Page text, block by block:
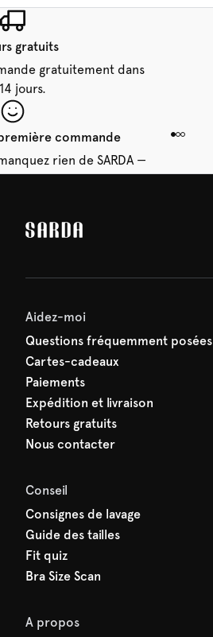
gratuits
gratuitement dans
jours.
commande
rien de SARDA —
vous attend déjà !
Aidez-moi
Questions fréquemment posées
Cartes-cadeaux
Paiements
Expédition et livraison
Retours gratuits
Nous contacter
Conseil
Consignes de lavage
Guide des tailles
Fit quiz
Bra Size Scan
A propos